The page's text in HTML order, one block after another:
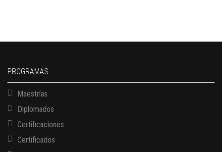
PROGRAMAS
Maestrías
Diplomados
Certificaciones
Certificados